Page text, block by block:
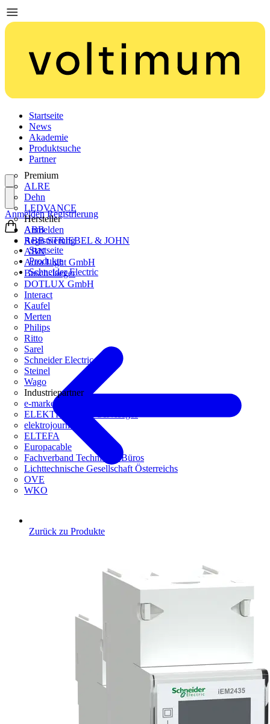
Startseite
News
Akademie
Produktsuche
Partner
Premium
ALRE
Dehn
LEDVANCE
Hersteller
ABB
ABB STRIEBEL & JOHN
ABN
Aura Light GmbH
Busch-Jaeger
DOTLUX GmbH
Interact
Kaufel
Merten
Philips
Ritto
Sarel
Schneider Electric
Steinel
Wago
Industriepartner
e-marke
ELEKTRO Daten Serviceges
elektrojournal
ELTEFA
Europacable
Fachverband Technische Büros
Lichttechnische Gesellschaft Österreichs
OVE
WKO
Anmelden
Registrierung
Anmelden Registrierung
Startseite
Produkte
Schneider Electric
Zurück zu Produkte